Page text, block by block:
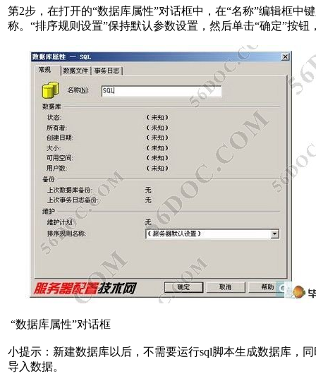
第2步，在打开的“数据库属性”对话框中，在“名称”编辑框中
称。“排序规则设置”保持默认参数设置，然后单击“确定”按钮
“数据库属性”对话框
小提示：新建数据库以后，不需要运行sql脚本生成数据库，
导入数据。